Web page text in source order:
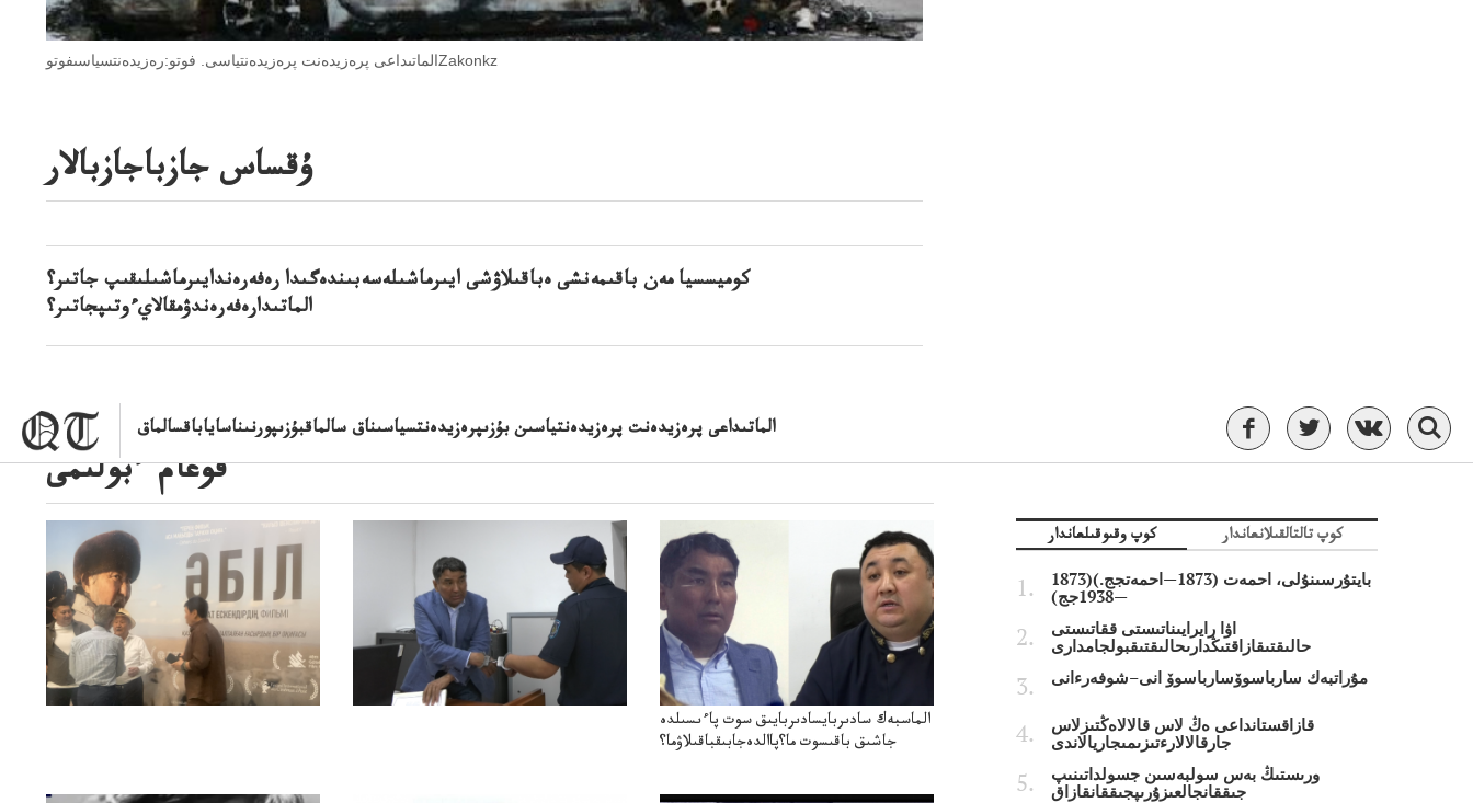
الماتىداعى پرەزيدەنت پرەزيدەنتياسىن بۇزىپرەزيدەنتسياسىناق سالماقبۇزىپورنىناساياباقسالماق
الماتىداعى پرەزيدەنت پرەزيدەنتياسى. فوتو:رەزيدەنتسياسىفوتوZakonkz
ۇقساس جازباجازبالار
كوميسسيا مەن باقىمەنشى ەباقىلاۋشى ايىرماشىلەسەبىندەگىدا رەفەرەندايىرماشىلىقىپ جاتىر؟
الماتىدارەفەرەندۋمقالايءوتىپجاتىر؟
قوعام ءبولىمى
الماسبەك سادىربايسادىربايىق سوت پاءىسىلدە
جاشىق باقىسوت ما؟پاالدەجابىقباقىلاۋما؟
كوپ وقىوقىلعاندار كوپ تالتالقىلانعاندار
بايتۇرسىنۇلى، احمەت (1873—احمەتجج.)(1873
—1938جج)
اۋا رايرايىناتىستى ققاتىستى
حالىقتىقازاقتىڭدارىحالىقتىقبولجامدارى
مۇراتبەك سارباسوۆسارباسوۆ انى–شوفەرءانى
قازاقستانداعى ەڭ لاس قالالاەڭتىزلاس
جارقالالارءتىزىمىجاريالاندى
ورىستىڭ بەس سولبەسىن جسولداتىنىپ
جىققانجالعىزۇرىپجىققانقازاق